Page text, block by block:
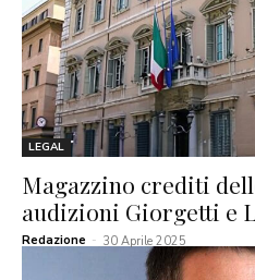
LEGAL
Magazzino crediti
audizioni Giorgetti e
Redazione - 30 Aprile 2025